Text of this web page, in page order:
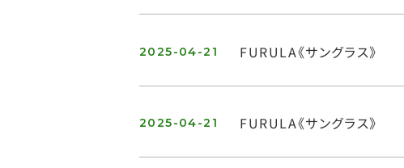
2025-04-21 FURULA《サングラス》
2025-04-21 FURULA《サングラス》